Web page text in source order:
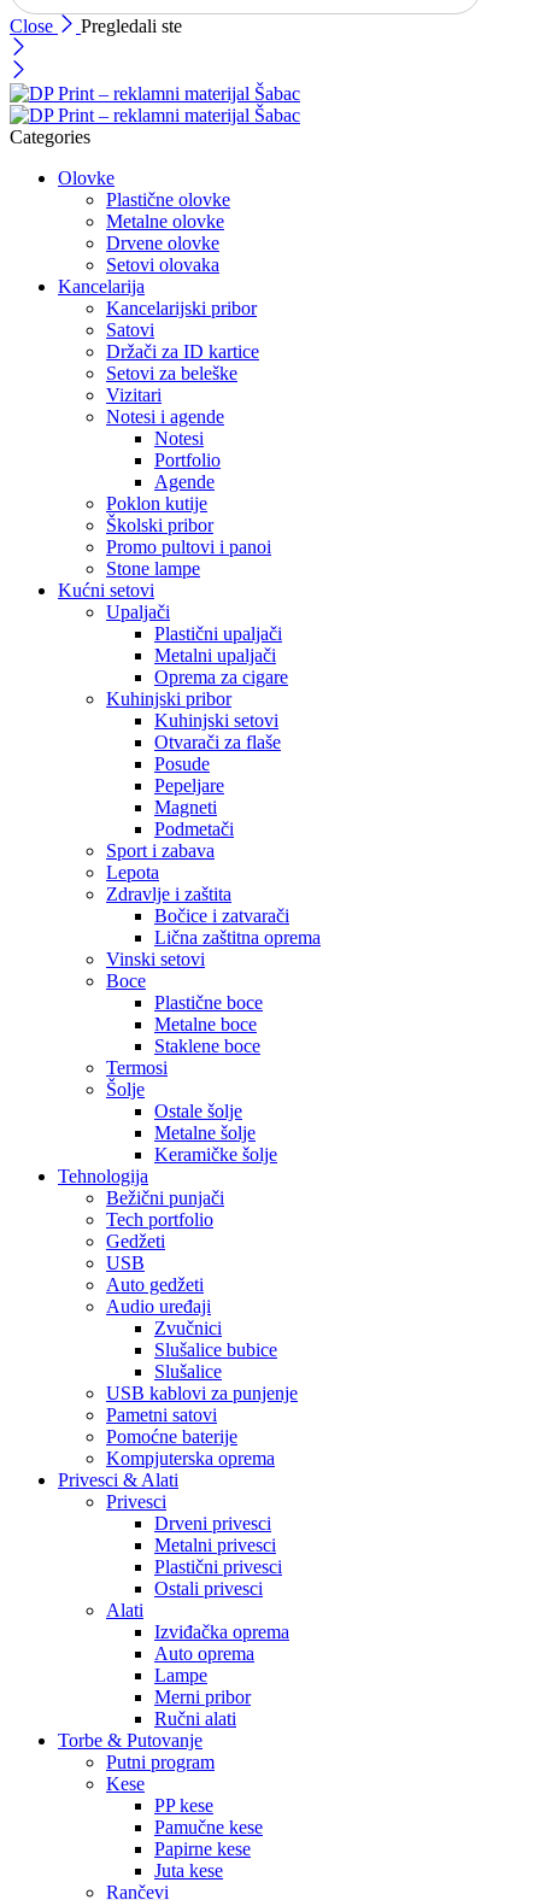
Close Pregledali ste
Categories
Olovke
Plastične olovke
Metalne olovke
Drvene olovke
Setovi olovaka
Kancelarija
Kancelarijski pribor
Satovi
Držači za ID kartice
Setovi za beleške
Vizitari
Notesi i agende
Notesi
Portfolio
Agende
Poklon kutije
Školski pribor
Promo pultovi i panoi
Stone lampe
Kućni setovi
Upaljači
Plastični upaljači
Metalni upaljači
Oprema za cigare
Kuhinjski pribor
Kuhinjski setovi
Otvarači za flaše
Posude
Pepeljare
Magneti
Podmetači
Sport i zabava
Lepota
Zdravlje i zaštita
Bočice i zatvarači
Lična zaštitna oprema
Vinski setovi
Boce
Plastične boce
Metalne boce
Staklene boce
Termosi
Šolje
Ostale šolje
Metalne šolje
Keramičke šolje
Tehnologija
Bežični punjači
Tech portfolio
Gedžeti
USB
Auto gedžeti
Audio uređaji
Zvučnici
Slušalice bubice
Slušalice
USB kablovi za punjenje
Pametni satovi
Pomoćne baterije
Kompjuterska oprema
Privesci & Alati
Privesci
Drveni privesci
Metalni privesci
Plastični privesci
Ostali privesci
Alati
Izviđačka oprema
Auto oprema
Lampe
Merni pribor
Ručni alati
Torbe & Putovanje
Putni program
Kese
PP kese
Pamučne kese
Papirne kese
Juta kese
Rančevi